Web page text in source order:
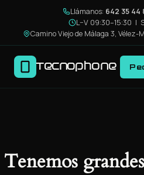
Llámanos: 642 35 44
L–V 09:30–15:30 |
Camino Viejo de Málaga 3, Vélez-
Tecnophone
Tenemos